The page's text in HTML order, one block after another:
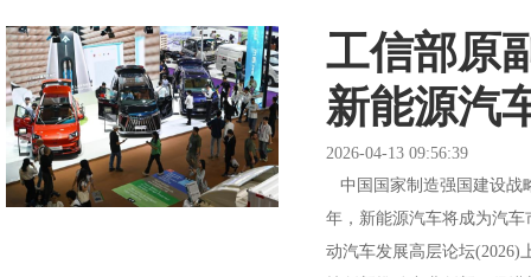
工信部原
新能源汽
2026-04-13 09:56:39
中国国家制造强国建设战
年，新能源汽车将成为汽
动汽车发展高层论坛(2026)